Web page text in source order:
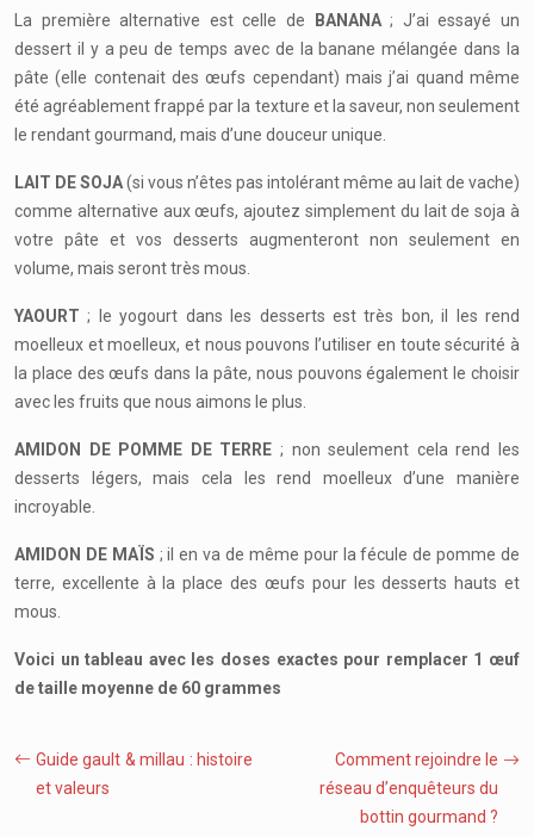
La première alternative est celle de BANANA; J’ai essayé un
dessert il y a peu de temps avec de la banane mélangée dans la
pâte (elle contenait des œufs cependant) mais j’ai quand même
été agréablement frappé par la texture et la saveur, non seulement
le rendant gourmand, mais d’une douceur unique.
LAIT DE SOJA(si vous n’êtes pas intolérant même au lait de vache)
comme alternative aux œufs, ajoutez simplement du lait de soja à
votre pâte et vos desserts augmenteront non seulement en
volume, mais seront très mous.
YAOURT ; le yogourt dans les desserts est très bon, il les rend
moelleux et moelleux, et nous pouvons l’utiliser en toute sécurité à
la place des œufs dans la pâte, nous pouvons également le choisir
avec les fruits que nous aimons le plus.
AMIDON DE POMME DE TERRE ; non seulement cela rend les
desserts légers, mais cela les rend moelleux d’une manière
incroyable.
AMIDON DE MAÏS ; il en va de même pour la fécule de pomme de
terre, excellente à la place des œufs pour les desserts hauts et
mous.
Voici un tableau avec les doses exactes pour remplacer 1 œuf
de taille moyenne de 60 grammes
Guide gault & millau : histoire
et valeurs
Comment rejoindre le
réseau d’enquêteurs du
bottin gourmand ?